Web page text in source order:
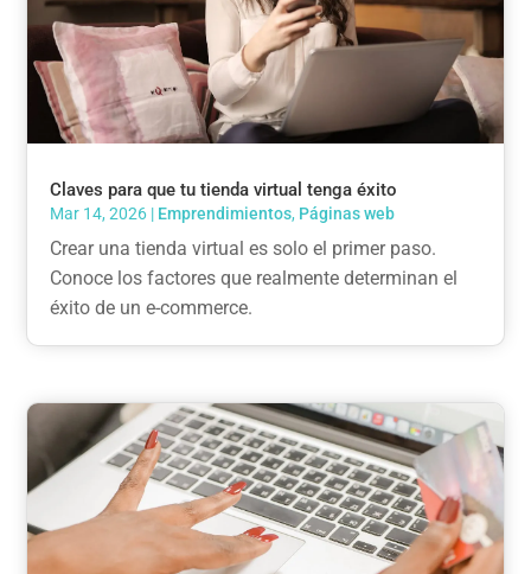
Claves para que tu tienda virtual tenga éxito
Mar 14, 2026 | Emprendimientos, Páginas web
Crear una tienda virtual es solo el primer paso.
Conoce los factores que realmente determinan el
éxito de un e-commerce.